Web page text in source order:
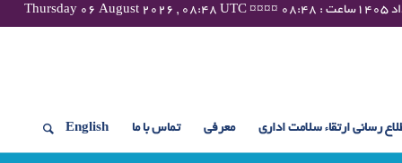
رسانی ارتقاء سلامت اداری معرفی تماس با ما English